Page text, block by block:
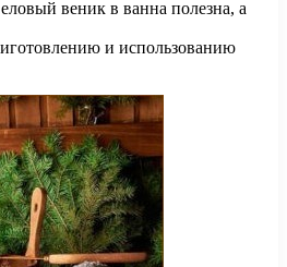
веник в ванна полезна, а
и использованию